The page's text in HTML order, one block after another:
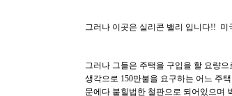
그러나 이곳은 실리콘 밸리 입니다!! 미
그러나 그들은 주택을 구입을 할 요량
생각으로 150만불을 요구하는 어느 주
문에다 붙힐법한 철판으로 되어있으며